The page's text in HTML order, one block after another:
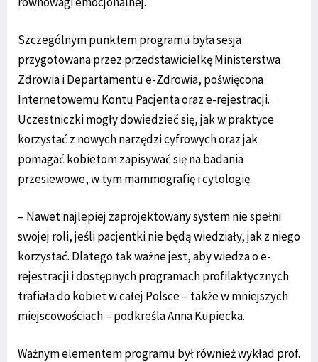
Szczególnym punktem programu była sesja
przygotowana przez przedstawicielkę Ministerstwa
Zdrowia i Departamentu e-Zdrowia, poświęcona
Internetowemu Kontu Pacjenta oraz e-rejestracji.
Uczestniczki mogły dowiedzieć się, jak w praktyce
korzystać z nowych narzędzi cyfrowych oraz jak
pomagać kobietom zapisywać się na badania
przesiewowe, w tym mammografię i cytologię.
– Nawet najlepiej zaprojektowany system nie spełni
swojej roli, jeśli pacjentki nie będą wiedziały, jak z niego
korzystać. Dlatego tak ważne jest, aby wiedza o e-
rejestracji i dostępnych programach profilaktycznych
trafiała do kobiet w całej Polsce – także w mniejszych
miejscowościach – podkreśla Anna Kupiecka.
Ważnym elementem programu był również wykład prof.